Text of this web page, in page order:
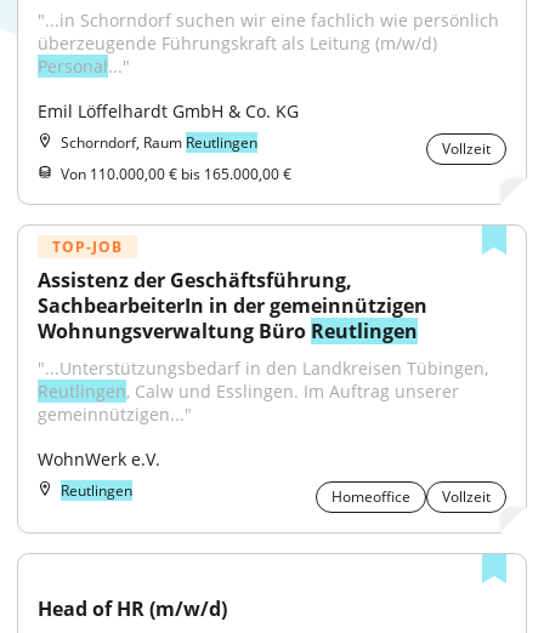
"...in Schorndorf suchen wir eine fachlich wie persönlich
Personal..."
Emil Löffelhardt GmbH & Co. KG
Schorndorf, Raum Reutlingen
Vollzeit
Von 110.000,00 € bis 165.000,00 €
TOP-JOB
Assistenz der Geschäftsführung,
SachbearbeiterIn in der gemeinnützigen
Wohnungsverwaltung Büro Reutlingen
Reutlingen, Calw und Esslingen. Im Auftrag unserer
gemeinnützigen..."
WohnWerk e.V.
Reutlingen Homeoffice Vollzeit
Head of HR (m/w/d)